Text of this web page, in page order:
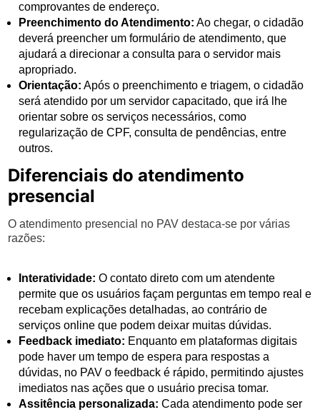
comprovantes de endereço.
Preenchimento do Atendimento: Ao chegar, o cidadão
deverá preencher um formulário de atendimento, que
ajudará a direcionar a consulta para o servidor mais
apropriado.
Orientação: Após o preenchimento e triagem, o cidadão
será atendido por um servidor capacitado, que irá lhe
orientar sobre os serviços necessários, como
regularização de CPF, consulta de pendências, entre
outros.
Diferenciais do atendimento
presencial
O atendimento presencial no PAV destaca-se por várias
razões:
Interatividade: O contato direto com um atendente
permite que os usuários façam perguntas em tempo real e
recebam explicações detalhadas, ao contrário de
serviços online que podem deixar muitas dúvidas.
Feedback imediato: Enquanto em plataformas digitais
pode haver um tempo de espera para respostas a
dúvidas, no PAV o feedback é rápido, permitindo ajustes
imediatos nas ações que o usuário precisa tomar.
Assitência personalizada: Cada atendimento pode ser